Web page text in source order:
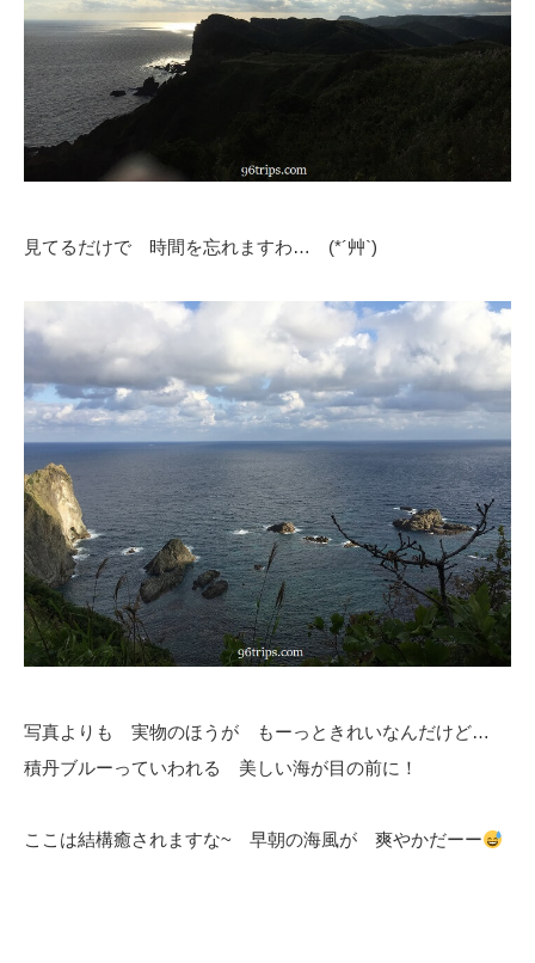
見てるだけで 時間を忘れますわ… (*´艸`)
写真よりも 実物のほうが もーっときれいなんだけど…
積丹ブルーっていわれる 美しい海が目の前に！
ここは結構癒されますな~ 早朝の海風が 爽やかだーー